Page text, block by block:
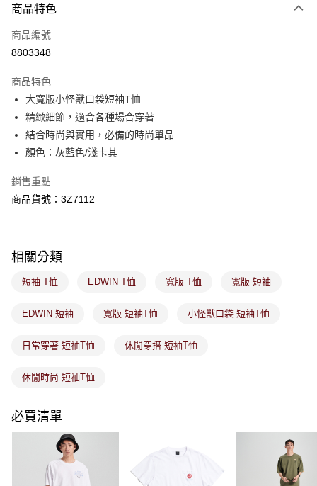
１．於結帳方式選擇「AFTEE先享後付」後，將跳轉至「AFTEE先享後付」
２．訂單成立數日內，您將收到繳費通知簡訊。
３．收到繳費通知簡訊後14天內，點擊此簡訊中的連結，可透過四大超商／
購買商品的店家。未經商家同意取消之訂單仍視為有效，需透過AFTEE先享
後付繳納相關費用。
※ 交易是否成功請以「AFTEE先享後付 」之結帳頁面顯示為準，若有關於
是否繳費成功／繳費後需取消欲退款等相關疑問，請聯繫「AFTEE先享後付
客戶支援中心」https://netprotections.freshdesk.com/support/home
１．透過由恩沛科技股份有限公司提供之「AFTEE先享後付」服務完成之交
易，需依本服務之必要範圍內提供個人資料，並將交易相關給付款項請求債
權轉讓予恩沛科技股份有限公司。
「AFTEE先享後付」，若未經同意申辦者引起之損失，本公司不負相關責
任。
４．使用「AFTEE先享後付」時，將依據個別帳號之用戶狀況，依本公司即
時審查核予不同之上限額度；若仍有額度不足之情形，本公司將視審查結果
５．嚴禁一人註冊多個帳號或使用他人資訊註冊。若發現惡意使用之情形，
每筆NT$80，滿NT$1,800(含以上)免運費
每筆NT$80，滿NT$1,800(含以上)免運費
付款後萊爾富取貨
每筆NT$80，滿NT$1,800(含以上)免運費
7-11取貨付款
每筆NT$80，滿NT$1,800(含以上)免運費
付款後7-11取貨
每筆NT$100，滿NT$1,800(含以上)免運費
免運費
商品特色
商品編號
8803348
商品特色
大寬版小怪獸口袋短袖T恤
精緻細節，適合各種場合穿著
結合時尚與實用，必備的時尚單品
顏色：灰藍色/淺卡其
銷售重點
商品貨號：3Z7112
相關分類
短袖 T恤 EDWIN T恤 寬版 T恤 寬版 短袖
EDWIN 短袖 寬版 短袖T恤 小怪獸口袋 短袖T恤
日常穿著 短袖T恤 休閒穿搭 短袖T恤
休閒時尚 短袖T恤
必買清單